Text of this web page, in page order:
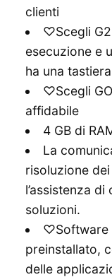
clienti
♡Scegli
esecuzione e
ha una
♡Scegli
affidabile
4 GB di
La
risoluzione
l’assistenza
soluzioni.
♡Software
preinstallato,
delle